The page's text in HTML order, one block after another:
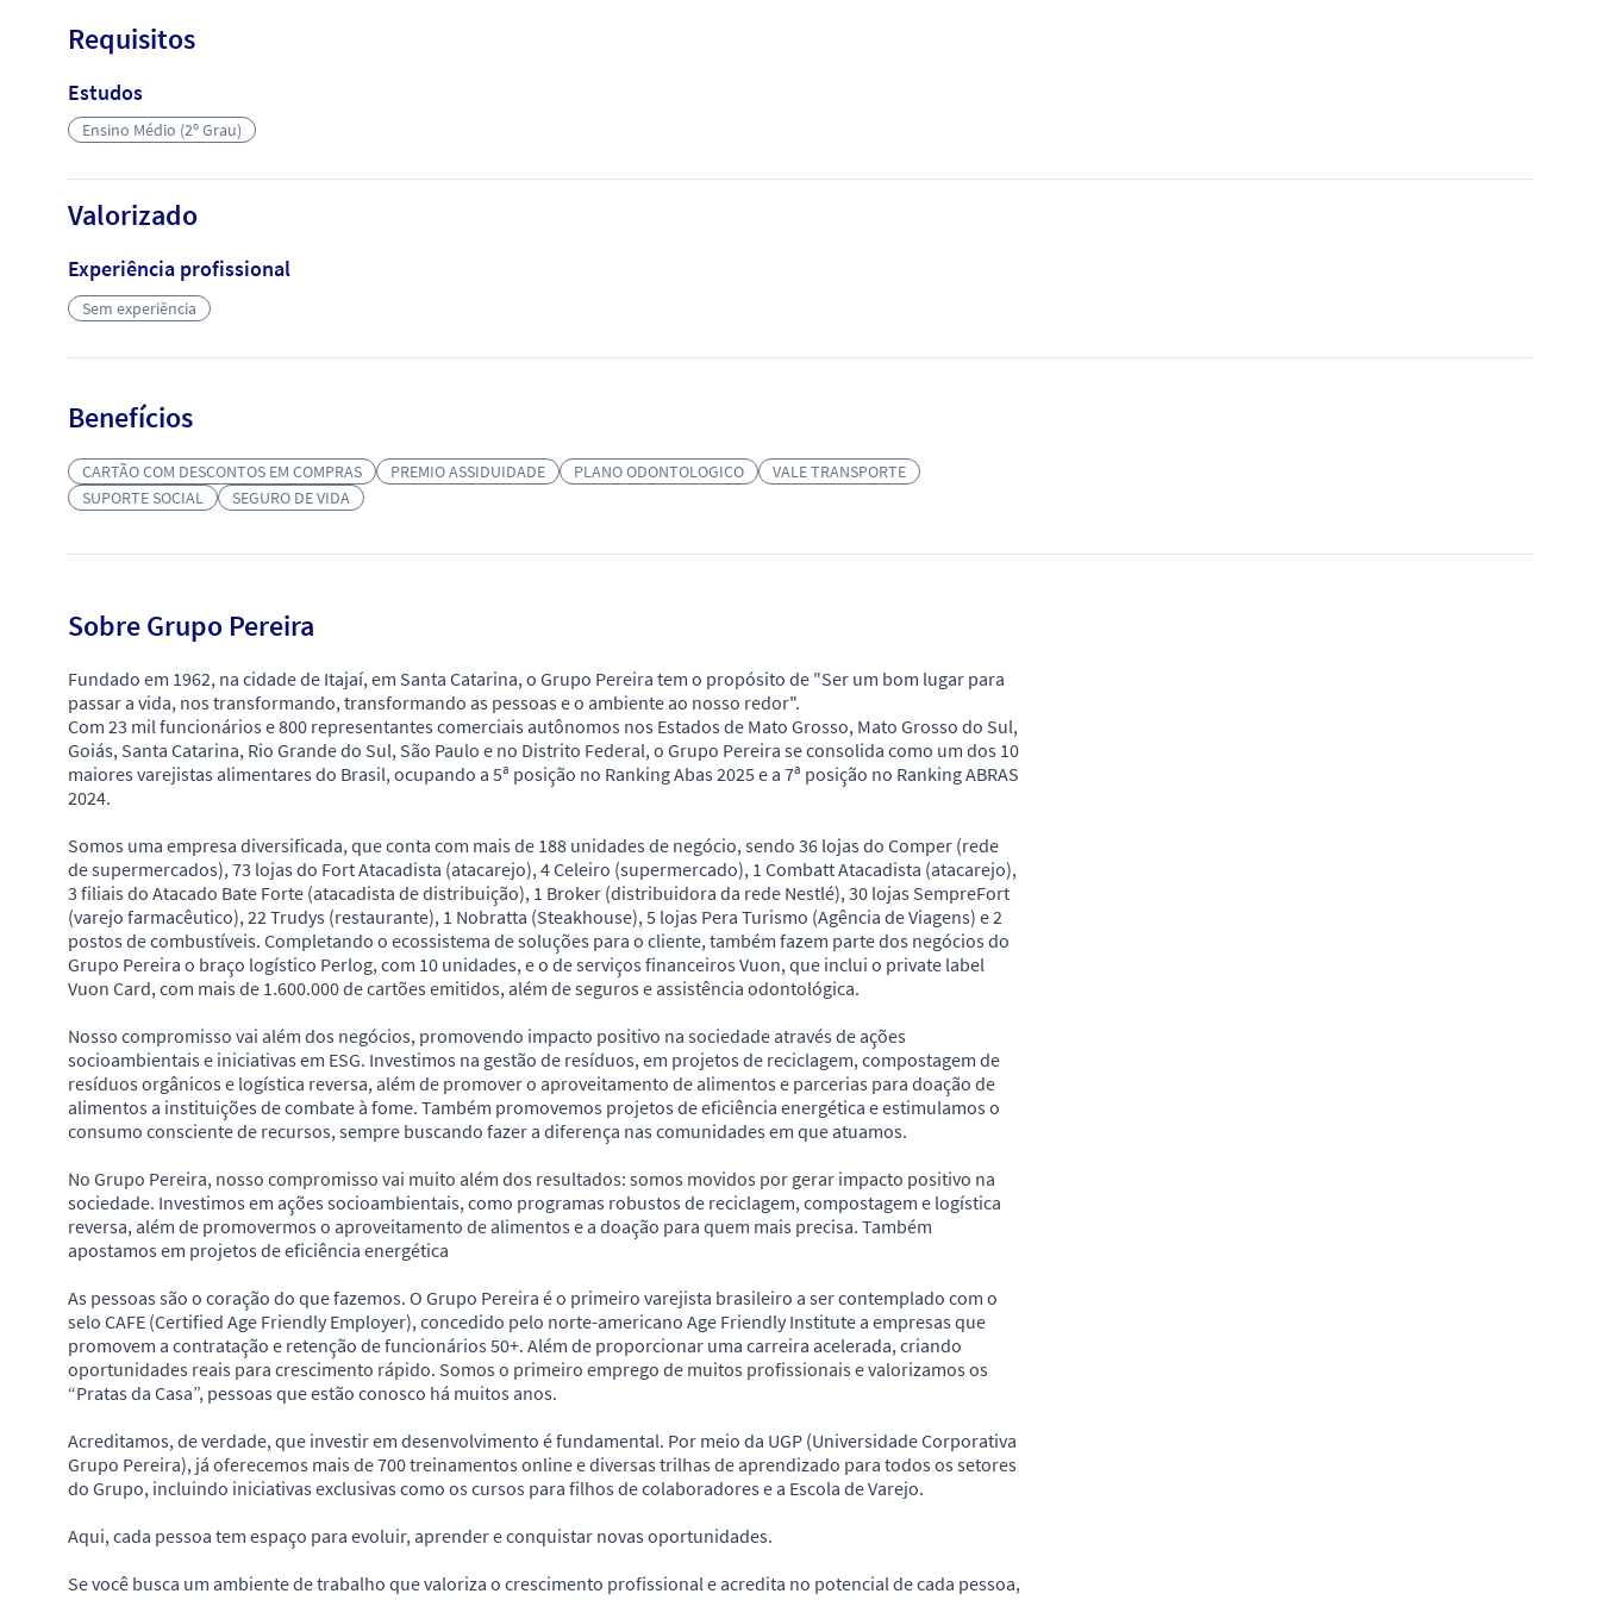
Requisitos
Estudos
Ensino Médio (2º Grau)
Valorizado
Experiência profissional
Sem experiência
Benefícios
CARTÃO COM DESCONTOS EM COMPRAS PREMIO ASSIDUIDADE PLANO ODONTOLOGICO
VALE TRANSPORTE
SUPORTE SOCIAL
SEGURO DE VIDA
Sobre Grupo Pereira
Fundado em 1962, na cidade de Itajaí, em Santa Catarina, o Grupo Pereira tem o propósito de "Ser um bom lugar para
passar a vida, nos transformando, transformando as pessoas e o ambiente ao nosso redor".
Com 23 mil funcionários e 800 representantes comerciais autônomos nos Estados de Mato Grosso, Mato Grosso do Sul,
Goiás, Santa Catarina, Rio Grande do Sul, São Paulo e no Distrito Federal, o Grupo Pereira se consolida como um dos 10
maiores varejistas alimentares do Brasil, ocupando a 5ª posição no Ranking Abas 2025 e a 7ª posição no Ranking ABRAS
2024.
Somos uma empresa diversificada, que conta com mais de 188 unidades de negócio, sendo 36 lojas do Comper (rede
de supermercados), 73 lojas do Fort Atacadista (atacarejo), 4 Celeiro (supermercado), 1 Combatt Atacadista (atacarejo),
3 filiais do Atacado Bate Forte (atacadista de distribuição), 1 Broker (distribuidora da rede Nestlé), 30 lojas SempreFort
(varejo farmacêutico), 22 Trudys (restaurante), 1 Nobratta (Steakhouse), 5 lojas Pera Turismo (Agência de Viagens) e 2
postos de combustíveis. Completando o ecossistema de soluções para o cliente, também fazem parte dos negócios do
Grupo Pereira o braço logístico Perlog, com 10 unidades, e o de serviços financeiros Vuon, que inclui o private label
Vuon Card, com mais de 1.600.000 de cartões emitidos, além de seguros e assistência odontológica.
Nosso compromisso vai além dos negócios, promovendo impacto positivo na sociedade através de ações
socioambientais e iniciativas em ESG. Investimos na gestão de resíduos, em projetos de reciclagem, compostagem de
resíduos orgânicos e logística reversa, além de promover o aproveitamento de alimentos e parcerias para doação de
alimentos a instituições de combate à fome. Também promovemos projetos de eficiência energética e estimulamos o
consumo consciente de recursos, sempre buscando fazer a diferença nas comunidades em que atuamos.
No Grupo Pereira, nosso compromisso vai muito além dos resultados: somos movidos por gerar impacto positivo na
sociedade. Investimos em ações socioambientais, como programas robustos de reciclagem, compostagem e logística
reversa, além de promovermos o aproveitamento de alimentos e a doação para quem mais precisa. Também
apostamos em projetos de eficiência energética
As pessoas são o coração do que fazemos. O Grupo Pereira é o primeiro varejista brasileiro a ser contemplado com o
selo CAFE (Certified Age Friendly Employer), concedido pelo norte-americano Age Friendly Institute a empresas que
promovem a contratação e retenção de funcionários 50+. Além de proporcionar uma carreira acelerada, criando
oportunidades reais para crescimento rápido. Somos o primeiro emprego de muitos profissionais e valorizamos os
“Pratas da Casa”, pessoas que estão conosco há muitos anos.
Acreditamos, de verdade, que investir em desenvolvimento é fundamental. Por meio da UGP (Universidade Corporativa
Grupo Pereira), já oferecemos mais de 700 treinamentos online e diversas trilhas de aprendizado para todos os setores
do Grupo, incluindo iniciativas exclusivas como os cursos para filhos de colaboradores e a Escola de Varejo.
Aqui, cada pessoa tem espaço para evoluir, aprender e conquistar novas oportunidades.
Se você busca um ambiente de trabalho que valoriza o crescimento profissional e acredita no potencial de cada pessoa,